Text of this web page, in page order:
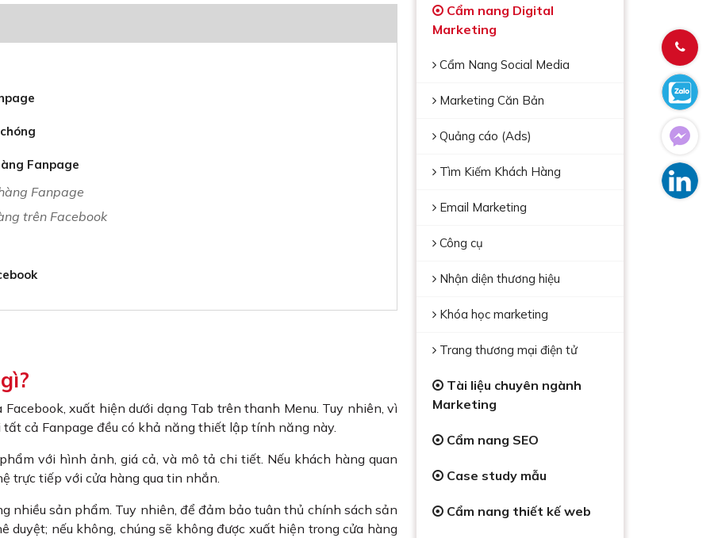
Fanpage
Fanpage
trên Facebook
xuất hiện dưới dạng Tab trên thanh Menu. Tuy nhiên, vì
cả Fanpage đều có khả năng thiết lập tính năng này.
với hình ảnh, giá cả, và mô tả chi tiết. Nếu khách hàng quan
trực tiếp với cửa hàng qua tin nhắn.
nhiều sản phẩm. Tuy nhiên, để đảm bảo tuân thủ chính sách sản
duyệt; nếu không, chúng sẽ không được xuất hiện trong cửa hàng
Cẩm nang Digital
Marketing
Cẩm Nang Social Media
Marketing Căn Bản
Quảng cáo (Ads)
Tìm Kiếm Khách Hàng
Email Marketing
Công cụ
Nhận diện thương hiệu
Khóa học marketing
Trang thương mại điện tử
Tài liệu chuyên ngành
Marketing
Cẩm nang SEO
Case study mẫu
Cẩm nang thiết kế web